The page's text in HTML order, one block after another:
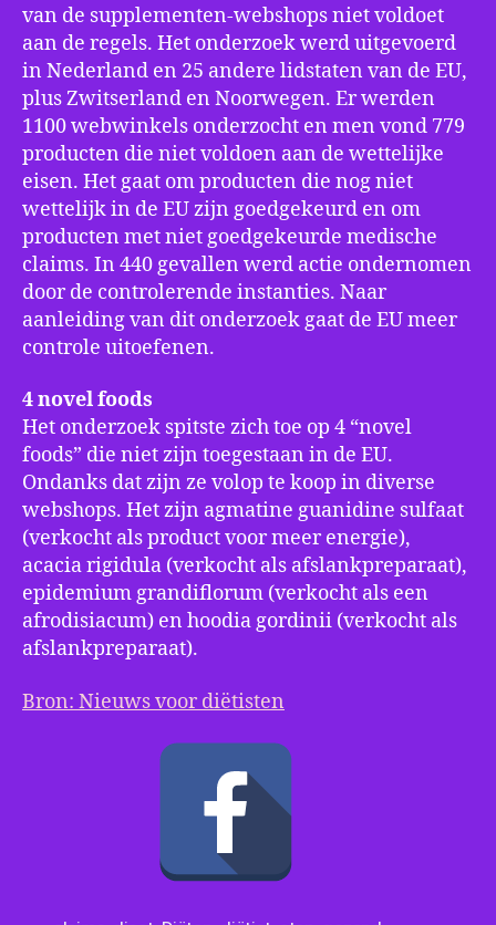
van de supplementen-webshops niet voldoet
aan de regels. Het onderzoek werd uitgevoerd
in Nederland en 25 andere lidstaten van de EU,
plus Zwitserland en Noorwegen. Er werden
1100 webwinkels onderzocht en men vond 779
producten die niet voldoen aan de wettelijke
eisen. Het gaat om producten die nog niet
wettelijk in de EU zijn goedgekeurd en om
producten met niet goedgekeurde medische
claims. In 440 gevallen werd actie ondernomen
door de controlerende instanties. Naar
aanleiding van dit onderzoek gaat de EU meer
controle uitoefenen.
4 novel foods
Het onderzoek spitste zich toe op 4 “novel
foods” die niet zijn toegestaan in de EU.
Ondanks dat zijn ze volop te koop in diverse
webshops. Het zijn agmatine guanidine sulfaat
(verkocht als product voor meer energie),
acacia rigidula (verkocht als afslankpreparaat),
epidemium grandiflorum (verkocht als een
afrodisiacum) en hoodia gordinii (verkocht als
afslankpreparaat).
Bron: Nieuws voor diëtisten